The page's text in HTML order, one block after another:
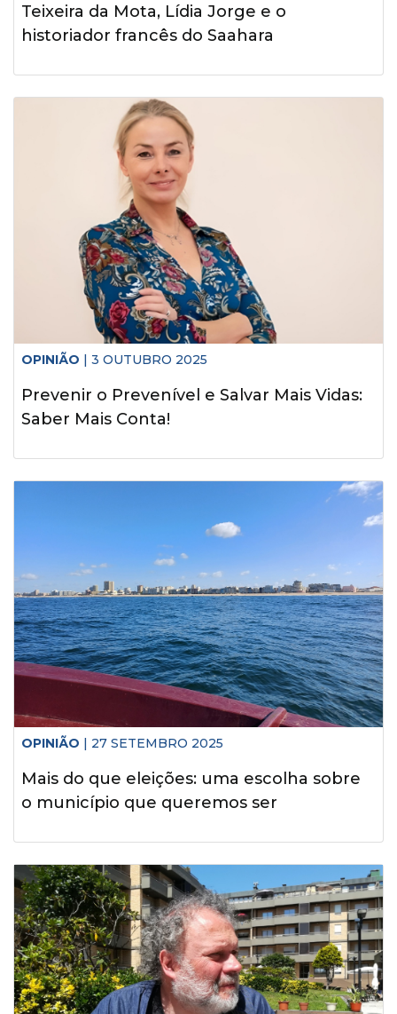
Teixeira da Mota, Lídia Jorge e o
historiador francês do Saahara
OPINIÃO | 3 OUTUBRO 2025
Prevenir o Prevenível e Salvar Mais Vidas:
Saber Mais Conta!
OPINIÃO | 27 SETEMBRO 2025
Mais do que eleições: uma escolha sobre
o município que queremos ser